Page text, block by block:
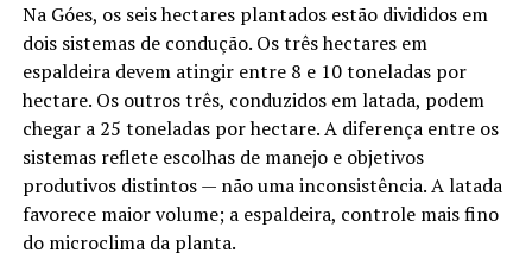
Na Góes, os seis hectares plantados estão divididos em
dois sistemas de condução. Os três hectares em
espaldeira devem atingir entre 8 e 10 toneladas por
hectare. Os outros três, conduzidos em latada, podem
chegar a 25 toneladas por hectare. A diferença entre os
sistemas reflete escolhas de manejo e objetivos
produtivos distintos — não uma inconsistência. A latada
favorece maior volume; a espaldeira, controle mais fino
do microclima da planta.